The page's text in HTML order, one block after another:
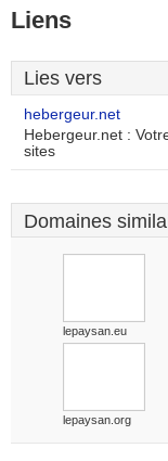
Liens
Lies vers
hebergeur.net
Hebergeur.net :
sites
Domaines
lepaysan.eu
lepaysan.org